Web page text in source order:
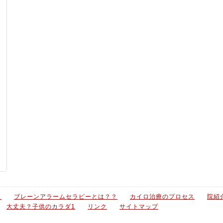
ブレーンアラームセラピーとは？？ カイロ治療のプロセス 院紹
大丈夫？子供のカラダ1 リンク サイトマップ